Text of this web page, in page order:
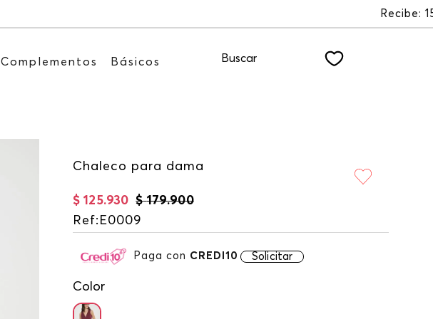
Complementos Básicos Buscar
Chaleco para dama
$ 179.900
$ 125.930
Ref: E0009
Paga con CREDI10 Solicitar
Color